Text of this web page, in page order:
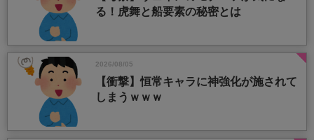
る！虎舞と船要素の秘密とは
2026/08/05
【衝撃】恒常キャラに神強化が施されて
しまうｗｗｗ